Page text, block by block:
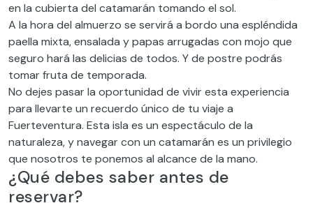
en la cubierta del catamarán tomando el sol.
A la hora del almuerzo se servirá a bordo una espléndida
paella mixta, ensalada y papas arrugadas con mojo que
seguro hará las delicias de todos. Y de postre podrás
tomar fruta de temporada.
No dejes pasar la oportunidad de vivir esta experiencia
para llevarte un recuerdo único de tu viaje a
Fuerteventura. Esta isla es un espectáculo de la
naturaleza, y navegar con un catamarán es un privilegio
que nosotros te ponemos al alcance de la mano.
¿Qué debes saber antes de
reservar?